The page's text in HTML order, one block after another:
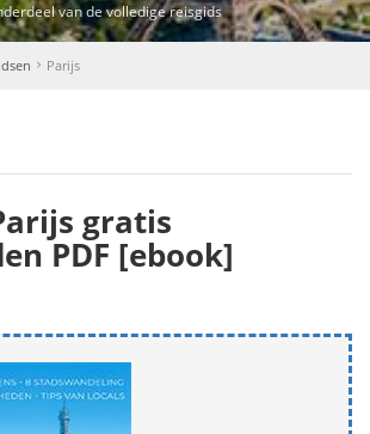
van de volledige reisgids
Parijs
gratis
PDF [ebook]